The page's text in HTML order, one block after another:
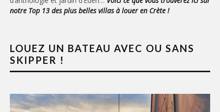
notre Top 13 des plus belles villas à louer en Crète !
LOUEZ UN BATEAU AVEC OU SANS
SKIPPER !